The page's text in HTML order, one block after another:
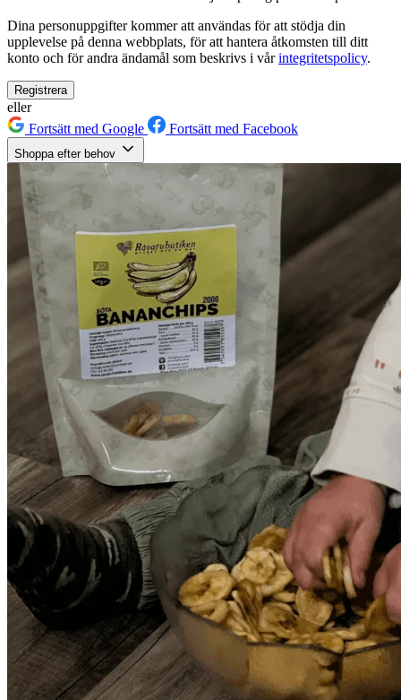
Dina personuppgifter kommer att användas för att stödja din
upplevelse på denna webbplats, för att hantera åtkomsten till ditt
konto och för andra ändamål som beskrivs i vårintegritetspolicy.
Registrera
eller
Fortsätt med Google
Fortsätt med Facebook
Shoppa efter behov